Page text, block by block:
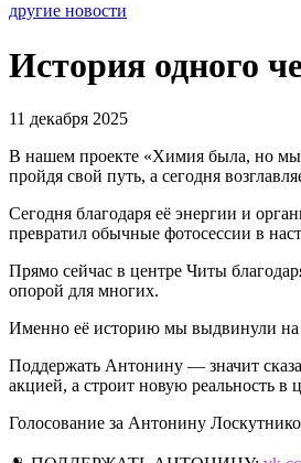
другие новости
История одного
11 декабря 2025
В нашем проекте «Химия была, но мы
пройдя свой путь, а сегодня
Сегодня благодаря её энергии и
превратил обычные фотосессии в
Прямо сейчас в центре Читы
опорой для многих.
Именно её историю мы выдвинули
Поддержать Антонину — значит
акцией, а строит новую реальность в
Голосование за Антонину